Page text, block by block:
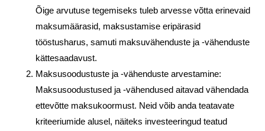
Õige arvutuse tegemiseks tuleb arvesse võtta erinevaid
maksumäärasid, maksustamise eripärasid
tööstusharus, samuti maksuvähenduste ja -vähenduste
kättesaadavust.
Maksusoodustuste ja -vähenduste arvestamine:
Maksusoodustused ja -vähendused aitavad vähendada
ettevõtte maksukoormust. Neid võib anda teatavate
kriteeriumide alusel, näiteks investeeringud teatud